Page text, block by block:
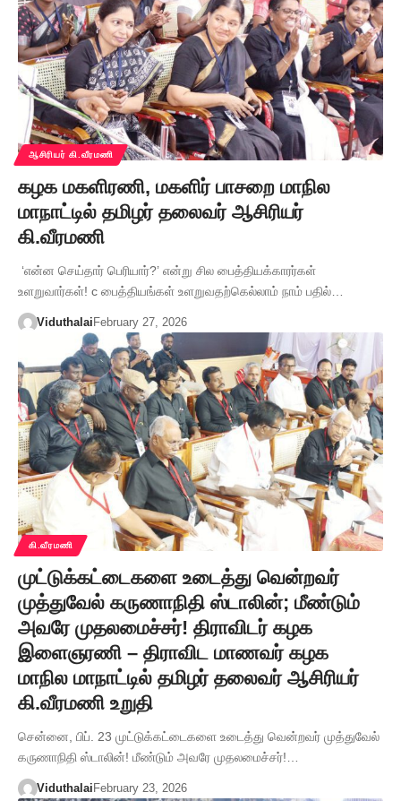
ஆசிரியர் கி.வீரமணி
கழக மகளிரணி, மகளிர் பாசறை மாநில
மாநாட்டில் தமிழர் தலைவர் ஆசிரியர்
கி.வீரமணி
‘என்ன செய்தார் பெரியார்?’ என்று சில பைத்தியக்காரர்கள்
உளறுவார்கள்! c பைத்தியங்கள் உளறுவதற்கெல்லாம் நாம் பதில்…
ViduthalaiFebruary 27, 2026
கி.வீரமணி
முட்டுக்கட்டைகளை உடைத்து வென்றவர்
முத்துவேல் கருணாநிதி ஸ்டாலின்; மீண்டும்
அவரே முதலமைச்சர்! திராவிடர் கழக
இளைஞரணி – திராவிட மாணவர் கழக
மாநில மாநாட்டில் தமிழர் தலைவர் ஆசிரியர்
கி.வீரமணி உறுதி
சென்னை, பிப். 23 முட்டுக்கட்டைகளை உடைத்து வென்றவர் முத்துவேல்
கருணாநிதி ஸ்டாலின்! மீண்டும் அவரே முதலமைச்சர்!…
Viduthalai February 23, 2026